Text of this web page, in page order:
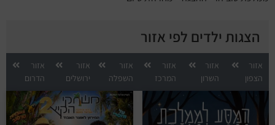
הצגות ילדים לפי אזור
אזור
הצפון
אזור
השרון
אזור
המרכז
אזור
השפלה
אזור
ירושלים
אזור
הדרום